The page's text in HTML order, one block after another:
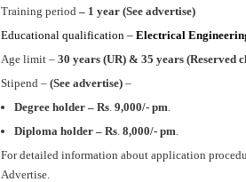
Training period – 1 year (See advertise)
Educational qualification – Electrical
Age limit – 30 years (UR) & 35 years (Reserved
Stipend – (See advertise) –
Degree holder – Rs. 9,000/- pm
Diploma holder – Rs. 8,000/- pm
For detailed information about application
Advertise.